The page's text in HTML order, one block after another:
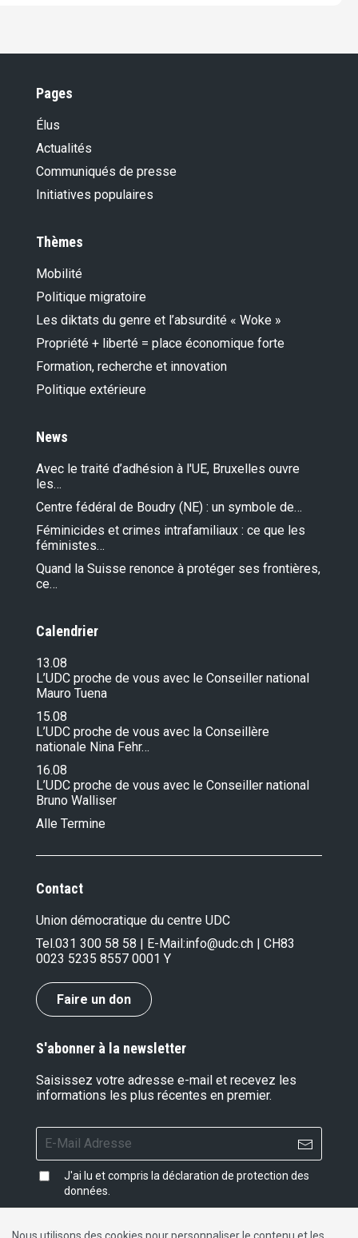
Pages
Élus
Actualités
Communiqués de presse
Initiatives populaires
Thèmes
Mobilité
Politique migratoire
Les diktats du genre et l’absurdité « Woke »
Propriété + liberté = place économique forte
Formation, recherche et innovation
Politique extérieure
News
Avec le traité d’adhésion à l'UE, Bruxelles ouvre
les…
Centre fédéral de Boudry (NE) : un symbole de…
Féminicides et crimes intrafamiliaux : ce que les
féministes…
Quand la Suisse renonce à protéger ses frontières,
ce…
Calendrier
13.08
L’UDC proche de vous avec le Conseiller national
Mauro Tuena
15.08
L’UDC proche de vous avec la Conseillère
nationale Nina Fehr…
16.08
L’UDC proche de vous avec le Conseiller national
Bruno Walliser
Alle Termine
Contact
Union démocratique du centre UDC
Tel.031 300 58 58 | E-Mail:info@udc.ch | CH83
0023 5235 8557 0001 Y
Faire un don
S'abonner à la newsletter
Saisissez votre adresse e-mail et recevez les
informations les plus récentes en premier.
J'ai lu et compris la déclaration de protection des
données